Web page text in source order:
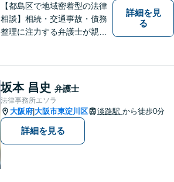
【都島区で地域密着型の法律
相談】相続・交通事故・債務
整理に注力する弁護士が親身
様、まずはお気軽にご連絡く
ださい。初回面談予約受付中
詳細を見
る
坂本 昌史 弁護士
法律事務所エソラ
大阪府 大阪市東淀川区 淡路駅 から徒歩0分
詳細を見る